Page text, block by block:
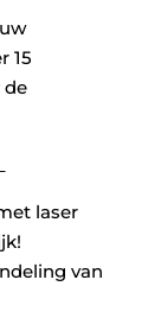
15
de
laser
van